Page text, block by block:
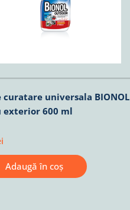
curatare universala BIONOL
exterior 600 ml
Adaugă în coș